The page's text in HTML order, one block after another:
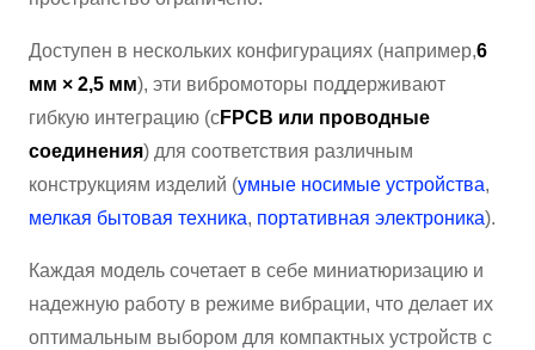
Доступен в нескольких конфигурациях (например,6
мм × 2,5 мм), эти вибромоторы поддерживают
гибкую интеграцию (сFPCB или проводные
соединения) для соответствия различным
конструкциям изделий (умные носимые устройства,
мелкая бытовая техника, портативная электроника).
Каждая модель сочетает в себе миниатюризацию и
надежную работу в режиме вибрации, что делает их
оптимальным выбором для компактных устройств с